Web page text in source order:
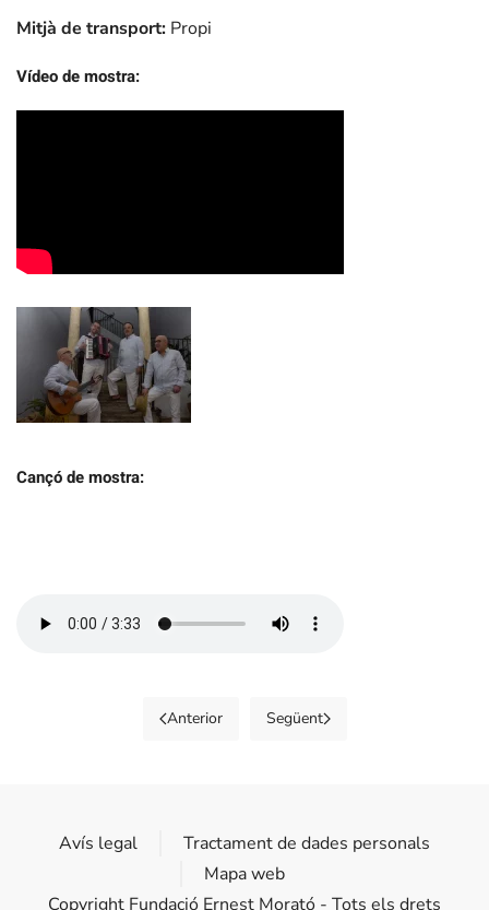
Mitjà de transport: Propi
Vídeo de mostra:
+
Cançó de mostra:
Anterior Següent
Avís legal
Tractament de dades personals
Mapa web
Copyright Fundació Ernest Morató - Tots els drets